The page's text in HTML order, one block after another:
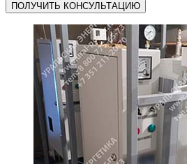
ПОЛУЧИТЬ КОНСУЛЬТАЦИЮ